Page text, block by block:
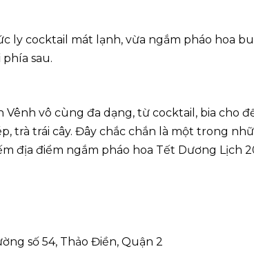
ly cocktail mát lạnh, vừa ngắm pháo hoa
sau.
Vênh vô cùng đa dạng, từ cocktail, bia cho
trà trái cây. Đây chắc chắn là một trong
địa điểm ngắm pháo hoa Tết Dương Lịch
số 54, Thảo Điền, Quận 2